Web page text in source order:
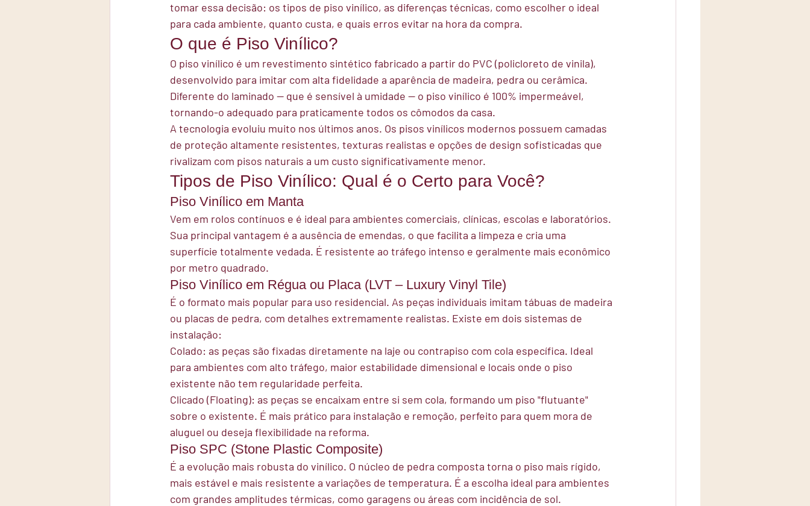
tomar essa decisão: os tipos de piso vinílico, as diferenças técnicas, como escolher o ideal
para cada ambiente, quanto custa, e quais erros evitar na hora da compra.
O que é Piso Vinílico?
O piso vinílico é um revestimento sintético fabricado a partir do PVC (policloreto de vinila),
desenvolvido para imitar com alta fidelidade a aparência de madeira, pedra ou cerâmica.
Diferente do laminado — que é sensível à umidade — o piso vinílico é 100% impermeável,
tornando-o adequado para praticamente todos os cômodos da casa.
A tecnologia evoluiu muito nos últimos anos. Os pisos vinílicos modernos possuem camadas
de proteção altamente resistentes, texturas realistas e opções de design sofisticadas que
rivalizam com pisos naturais a um custo significativamente menor.
Tipos de Piso Vinílico: Qual é o Certo para Você?
Piso Vinílico em Manta
Vem em rolos contínuos e é ideal para ambientes comerciais, clínicas, escolas e laboratórios.
Sua principal vantagem é a ausência de emendas, o que facilita a limpeza e cria uma
superfície totalmente vedada. É resistente ao tráfego intenso e geralmente mais econômico
por metro quadrado.
Piso Vinílico em Régua ou Placa (LVT – Luxury Vinyl Tile)
É o formato mais popular para uso residencial. As peças individuais imitam tábuas de madeira
ou placas de pedra, com detalhes extremamente realistas. Existe em dois sistemas de
instalação:
Colado: as peças são fixadas diretamente na laje ou contrapiso com cola específica. Ideal
para ambientes com alto tráfego, maior estabilidade dimensional e locais onde o piso
existente não tem regularidade perfeita.
Clicado (Floating): as peças se encaixam entre si sem cola, formando um piso "flutuante"
sobre o existente. É mais prático para instalação e remoção, perfeito para quem mora de
aluguel ou deseja flexibilidade na reforma.
Piso SPC (Stone Plastic Composite)
É a evolução mais robusta do vinílico. O núcleo de pedra composta torna o piso mais rígido,
mais estável e mais resistente a variações de temperatura. É a escolha ideal para ambientes
com grandes amplitudes térmicas, como garagens ou áreas com incidência de sol.